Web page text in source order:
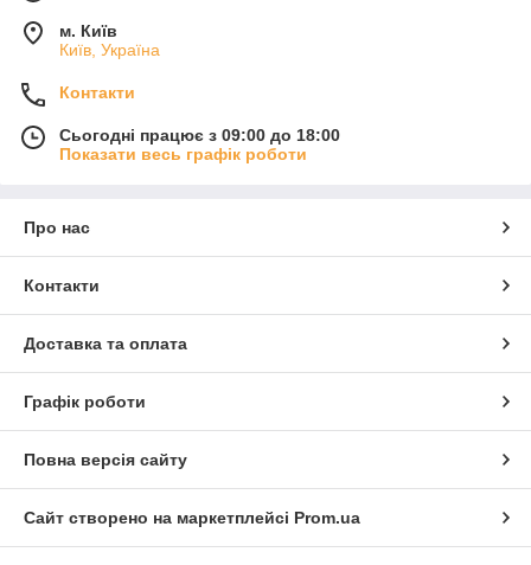
м. Київ
Київ, Україна
Контакти
Сьогодні працює з 09:00 до 18:00
Показати весь графік роботи
Про нас
Контакти
Доставка та оплата
Графік роботи
Повна версія сайту
Сайт створено на маркетплейсі Prom.ua